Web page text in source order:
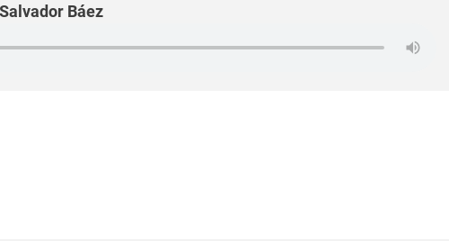
Báez